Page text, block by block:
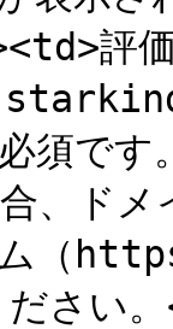
評価
須で
、ド
ム（
くださ